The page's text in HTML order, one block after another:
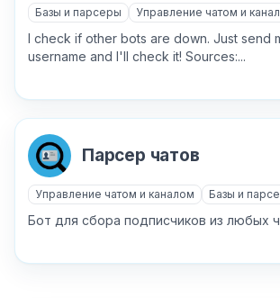
Базы и парсеры Управление чатом и
I check if other bots are down. Just send
username and I'll check it! Sources:...
Парсер чатов
Управление чатом и каналом Базы и
Бот для сбора подписчиков из любых